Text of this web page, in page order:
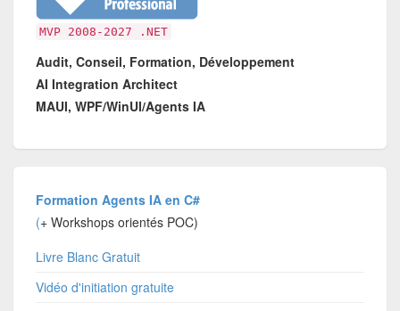
MVP 2008-2027 .NET
Audit, Conseil, Formation, Développement
AI Integration Architect
MAUI, WPF/WinUI/Agents IA
Formation Agents IA en C#
(+ Workshops orientés POC)
Livre Blanc Gratuit
Vidéo d'initiation gratuite